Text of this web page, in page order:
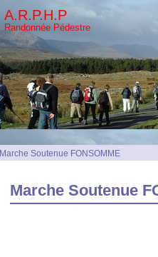
A.R.P.H.P
Randonnée Pédestre
Marche Soutenue FONSOMME
Marche Soutenue